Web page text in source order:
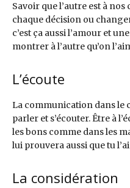
Savoir que l’autre est à
chaque décision ou
c’est ça aussi l’amour et
montrer à l’autre qu’on
L’écoute
La communication dans le
parler et s’écouter. Être à
les bons comme dans les
lui prouvera aussi que tu
La considération